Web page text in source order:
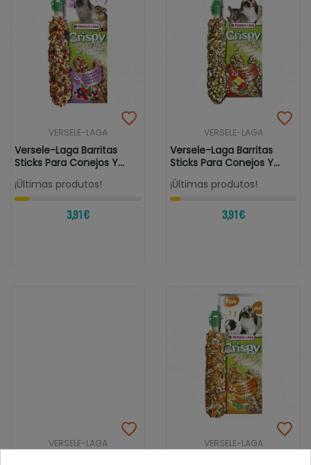
VERSELE-LAGA
Versele-Laga Barritas
Sticks Para Conejos Y
Coballas...
¡Últimas produtos!
3,91 €
VERSELE-LAGA
Versele-Laga Barritas
Sticks Para Conejos Y
Cobayas...
¡Últimas produtos!
3,91 €
VERSELE-LAGA VERSELE-LAGA